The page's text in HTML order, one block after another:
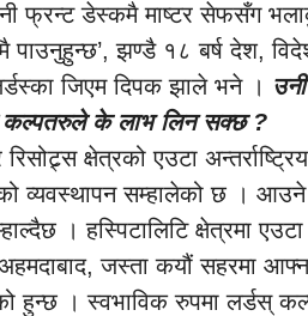
फ्रन्ट डेस्कमै माष्टर सेफसँग
झण्डै १८ बर्ष देश,
जिएम दिपक झाले भने ।
कल्पतरुले के लाभ लिन सक्छ ?
क्षेत्रको एउटा
व्यवस्थापन सम्हालेको छ । आउने
। हस्पिटालिटि क्षेत्रमा
जस्ता कयौं सहरमा
हुन्छ । स्वभाविक रुपमा लर्डस्